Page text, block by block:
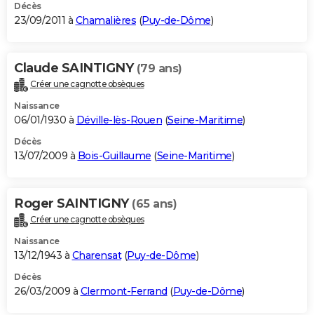
Décès
23/09/2011 à Chamalières (Puy-de-Dôme)
Claude SAINTIGNY (79 ans)
Créer une cagnotte obsèques
Naissance
06/01/1930 à Déville-lès-Rouen (Seine-Maritime)
Décès
13/07/2009 à Bois-Guillaume (Seine-Maritime)
Roger SAINTIGNY (65 ans)
Créer une cagnotte obsèques
Naissance
13/12/1943 à Charensat(Puy-de-Dôme)
Décès
26/03/2009 à Clermont-Ferrand (Puy-de-Dôme)